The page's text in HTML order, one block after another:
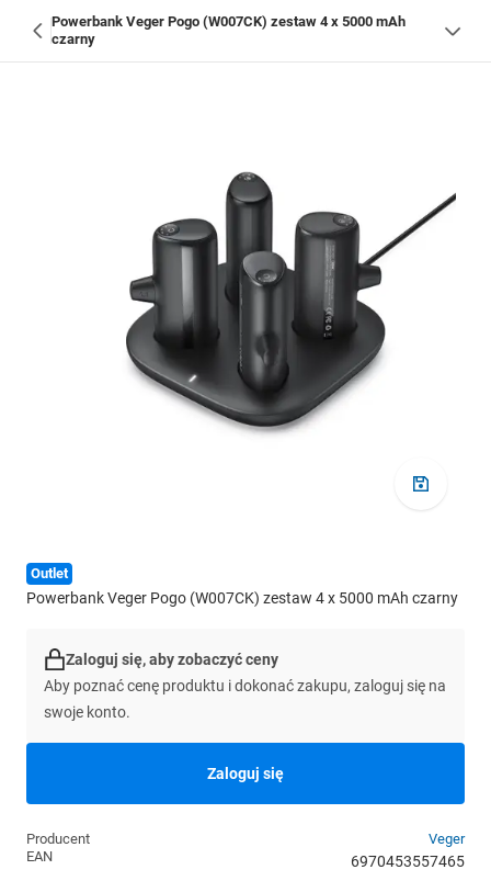
Powerbank Veger Pogo (W007CK) zestaw 4 x 5000 mAh
czarny
Outlet
Powerbank Veger Pogo (W007CK) zestaw 4 x 5000 mAh czarny
Zaloguj się, aby zobaczyć ceny
Aby poznać cenę produktu i dokonać zakupu, zaloguj się na
swoje konto.
Zaloguj się
Producent
Veger
EAN
6970453557465